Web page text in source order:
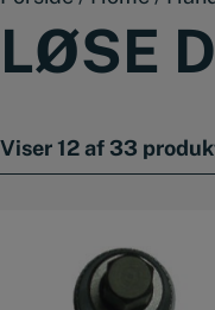
LØSE
Viser 12 af 33